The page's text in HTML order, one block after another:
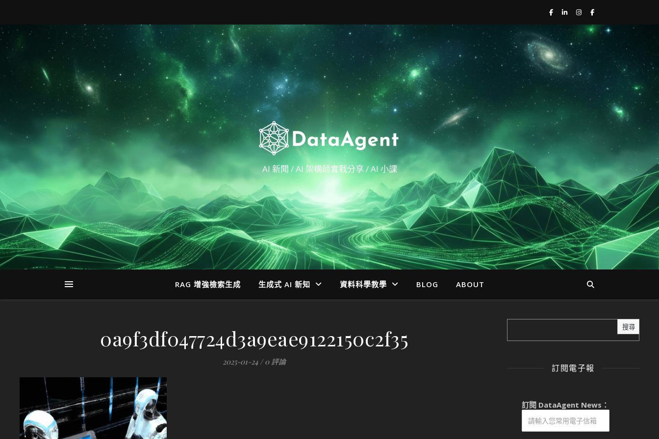
AI 新聞 / AI 架構師實戰分享 / AI 小課
RAG 增強檢索生成 生成式 AI 新知 資料科學教學 BLOG ABOUT
0a9f3df047724d3a9eae9122150c2f35
2025-01-24 / 0 評論
搜尋
訂閱電子報
訂閱 DataAgent News：